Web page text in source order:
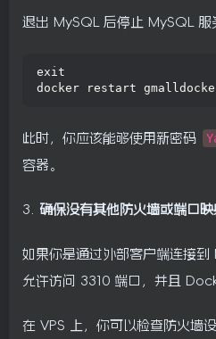
退出 MySQL 后停止 MySQL 服
exit
docker restart
此时，你应该能够使用新密码
容器。
3. 确保没有其他防火墙或端口映
如果你是通过外部客户端连接
允许访问 3310 端口，并且
在 VPS 上，你可以检查防火墙设